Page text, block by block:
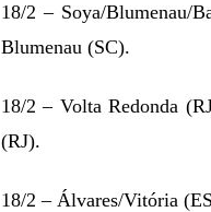
18/2 – Soya/Blumenau/
Blumenau (SC).
18/2 – Volta Redonda
(RJ).
18/2 – Álvares/Vitória